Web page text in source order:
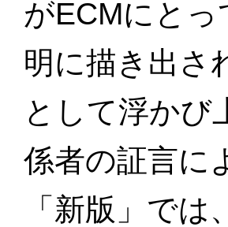
がECMにと
明に描き出さ
として浮かび
係者の証言に
「新版」で